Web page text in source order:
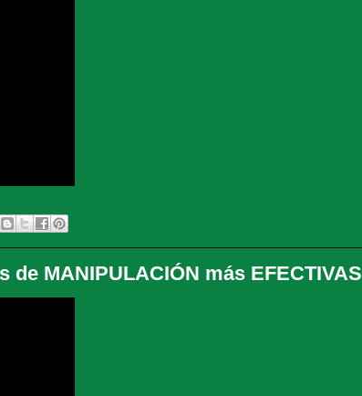
de MANIPULACIÓN más EFECTIVAS